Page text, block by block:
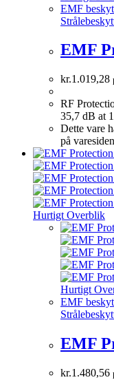
EMF
EMF
kr.1.019,28
RF
35,7 dB at
Dette vare
på varesiden
Hurtigt Overblik
Hurtigt
EMF
EMF
kr.1.480,56